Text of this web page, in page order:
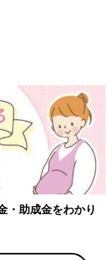
、知っておいて！